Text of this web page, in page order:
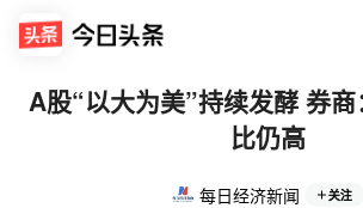
A股“以大为美”持续发酵 券
比仍高
每日经济新闻 关注